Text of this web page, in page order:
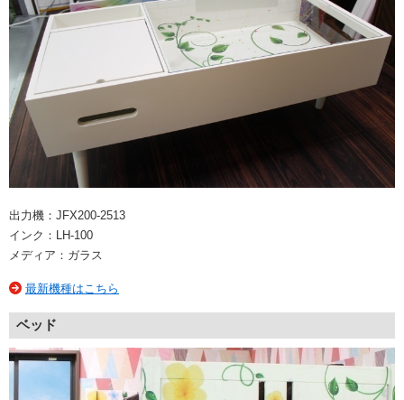
出力機：JFX200-2513
インク：LH-100
メディア：ガラス
最新機種はこちら
ベッド